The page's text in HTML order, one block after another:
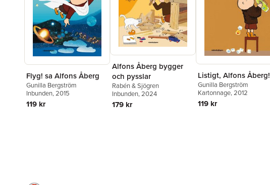
Flyg! sa Alfons Åberg
Gunilla Bergström
Inbunden, 2015
119 kr
Alfons Åberg bygger
och pysslar
Rabén & Sjögren
Inbunden, 2024
179 kr
Listigt, Alfons Åberg!
Gunilla Bergström
Kartonnage, 2012
119 kr